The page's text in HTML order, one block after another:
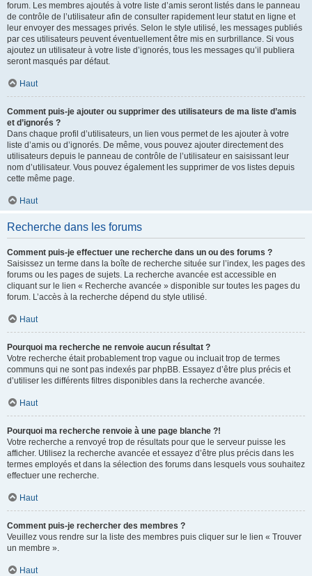
forum. Les membres ajoutés à votre liste d’amis seront listés dans le panneau
de contrôle de l’utilisateur afin de consulter rapidement leur statut en ligne et
leur envoyer des messages privés. Selon le style utilisé, les messages publiés
par ces utilisateurs peuvent éventuellement être mis en surbrillance. Si vous
ajoutez un utilisateur à votre liste d’ignorés, tous les messages qu’il publiera
seront masqués par défaut.
Haut
Comment puis-je ajouter ou supprimer des utilisateurs de ma liste d’amis
et d’ignorés ?
Dans chaque profil d’utilisateurs, un lien vous permet de les ajouter à votre
liste d’amis ou d’ignorés. De même, vous pouvez ajouter directement des
utilisateurs depuis le panneau de contrôle de l’utilisateur en saisissant leur
nom d’utilisateur. Vous pouvez également les supprimer de vos listes depuis
cette même page.
Haut
Recherche dans les forums
Comment puis-je effectuer une recherche dans un ou des forums ?
Saisissez un terme dans la boîte de recherche située sur l’index, les pages des
forums ou les pages de sujets. La recherche avancée est accessible en
cliquant sur le lien « Recherche avancée » disponible sur toutes les pages du
forum. L’accès à la recherche dépend du style utilisé.
Haut
Pourquoi ma recherche ne renvoie aucun résultat ?
Votre recherche était probablement trop vague ou incluait trop de termes
communs qui ne sont pas indexés par phpBB. Essayez d’être plus précis et
d’utiliser les différents filtres disponibles dans la recherche avancée.
Haut
Pourquoi ma recherche renvoie à une page blanche ?!
Votre recherche a renvoyé trop de résultats pour que le serveur puisse les
afficher. Utilisez la recherche avancée et essayez d’être plus précis dans les
termes employés et dans la sélection des forums dans lesquels vous souhaitez
effectuer une recherche.
Haut
Comment puis-je rechercher des membres ?
Veuillez vous rendre sur la liste des membres puis cliquer sur le lien « Trouver
un membre ».
Haut